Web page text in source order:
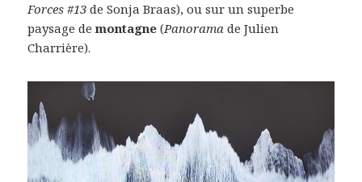
Forces #13 de Sonja Braas), ou sur un superbe
paysage demontagne (Panorama de Julien
Charrière).